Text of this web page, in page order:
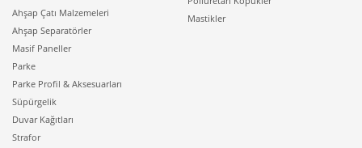
Ahşap Çatı Malzemeleri
Ahşap Separatörler
Masif Paneller
Parke
Parke Profil & Aksesuarları
Süpürgelik
Duvar Kağıtları
Strafor
Mastikler